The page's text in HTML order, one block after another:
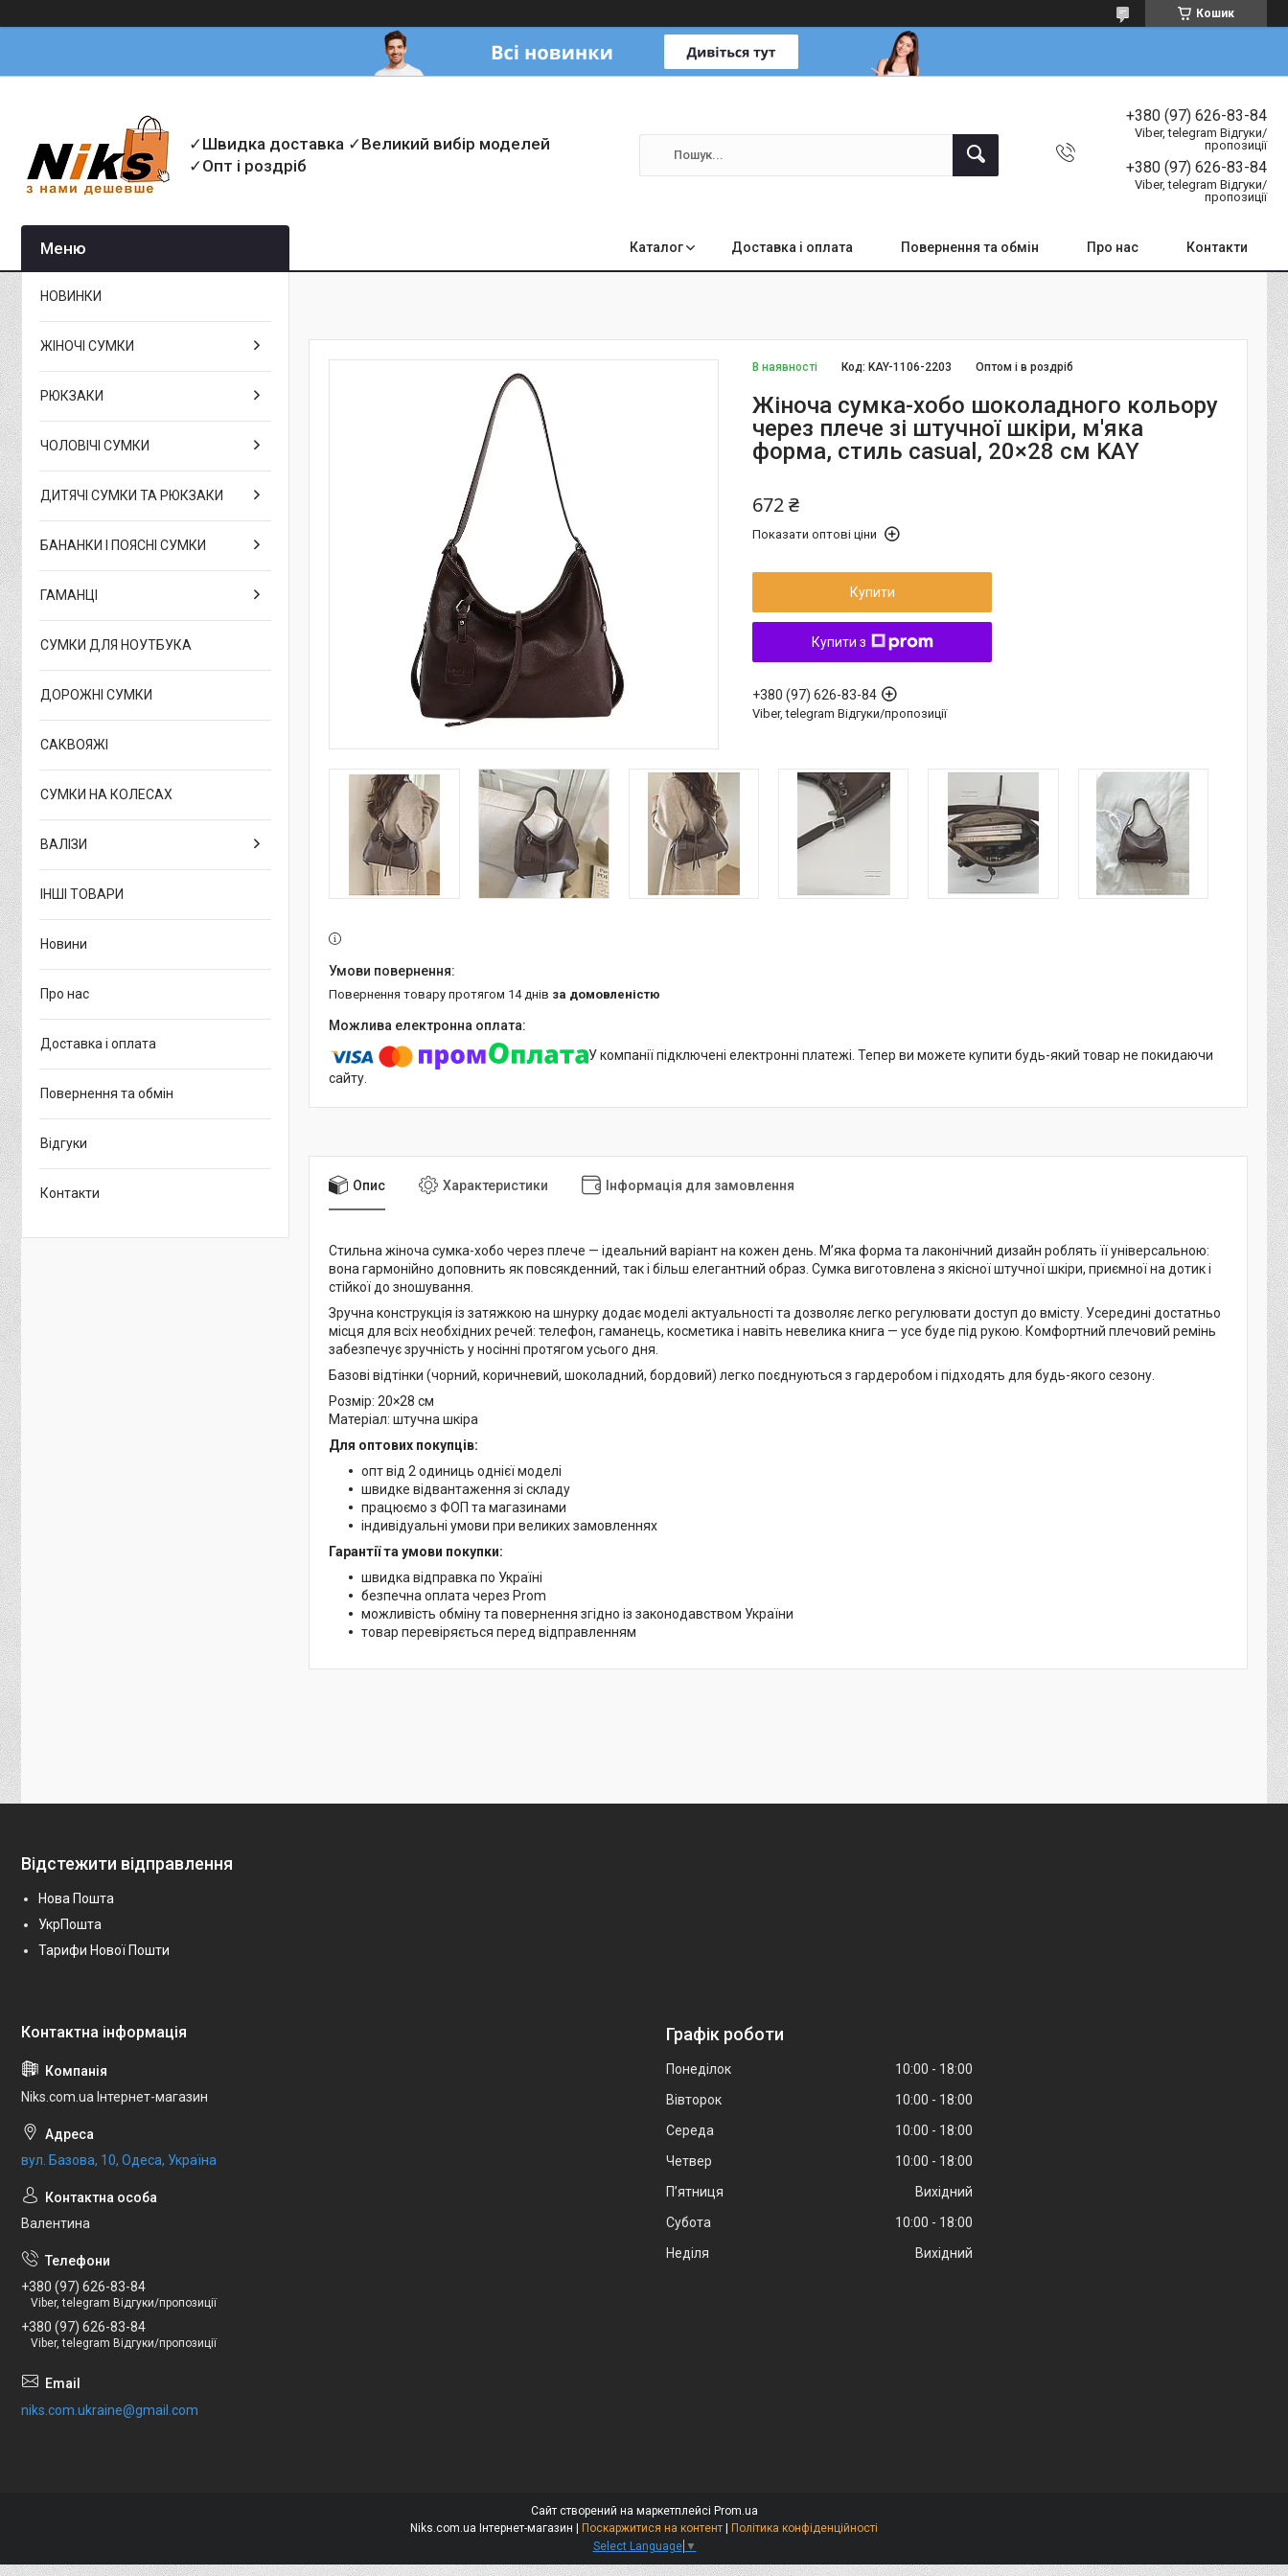
Кошик
✓Швидка доставка ✓Великий вибір моделей
✓Опт і роздріб
+380 (97) 626-83-84
Viber, telegram Відгуки/
пропозиції
+380 (97) 626-83-84
Viber, telegram Відгуки/
пропозиції
Каталог Доставка і оплата Повернення та обмін Про нас Контакти
В наявності Оптом і в роздріб
Код:KAY-1106-2203
Жіноча сумка-хобо шоколадного кольору
через плече зі штучної шкіри, м'яка
форма, стиль casual, 20×28 см KAY
672 ₴
Показати оптові ціни
Купити
Купити з
+380 (97) 626-83-84
Viber, telegram Відгуки/пропозиції
повернення товару протягом 14 днів за домовленістю
У компанії підключені електронні платежі. Тепер ви можете купити будь-який товар не покидаючи
сайту.
Опис Характеристики Інформація для замовлення
Стильна жіноча сумка-хобо через плече — ідеальний варіант на кожен день. М’яка форма та лаконічний дизайн роблять її універсальною:
вона гармонійно доповнить як повсякденний, так і більш елегантний образ. Сумка виготовлена з якісної штучної шкіри, приємної на дотик і
стійкої до зношування.
Зручна конструкція із затяжкою на шнурку додає моделі актуальності та дозволяє легко регулювати доступ до вмісту. Усередині достатньо
місця для всіх необхідних речей: телефон, гаманець, косметика і навіть невелика книга — усе буде під рукою. Комфортний плечовий ремінь
забезпечує зручність у носінні протягом усього дня.
Базові відтінки (чорний, коричневий, шоколадний, бордовий) легко поєднуються з гардеробом і підходять для будь-якого сезону.
Розмір: 20×28 см
Матеріал: штучна шкіра
Для оптових покупців:
опт від 2 одиниць однієї моделі
швидке відвантаження зі складу
працюємо з ФОП та магазинами
індивідуальні умови при великих замовленнях
Гарантії та умови покупки:
швидка відправка по Україні
безпечна оплата через Prom
можливість обміну та повернення згідно із законодавством України
товар перевіряється перед відправленням
НОВИНКИ
ЖІНОЧІ СУМКИ
РЮКЗАКИ
ЧОЛОВІЧІ СУМКИ
ДИТЯЧІ СУМКИ ТА РЮКЗАКИ
БАНАНКИ І ПОЯСНІ СУМКИ
ГАМАНЦІ
СУМКИ ДЛЯ НОУТБУКА
ДОРОЖНІ СУМКИ
САКВОЯЖІ
СУМКИ НА КОЛЕСАХ
ВАЛІЗИ
ІНШІ ТОВАРИ
Новини
Про нас
Доставка і оплата
Повернення та обмін
Відгуки
Контакти
Відстежити відправлення
Нова Пошта
УкрПошта
Тарифи Нової Пошти
Niks.com.ua Інтернет-магазин
вул. Базова, 10, Одеса, Україна
Валентина
+380 (97) 626-83-84
Viber, telegram Відгуки/пропозиції
+380 (97) 626-83-84
Viber, telegram Відгуки/пропозиції
niks.com.ukraine@gmail.com
Графік роботи
Понеділок 10:00
18:00
Вівторок
10:00
18:00
Середа
10:00
18:00
Четвер
10:00
18:00
Пʼятниця
Вихідний
Субота
10:00
18:00
Неділя
Вихідний
Сайт створений на маркетплейсі Prom.ua
Поскаржитися на контент
Політика конфіденційності
Select Language ▼